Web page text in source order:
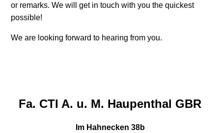
or remarks. We will get in touch with you the quickest
possible!
We are looking forward to hearing from you.
Fa. CTI A. u. M. Haupenthal GBR
Im Hahnecken 38b